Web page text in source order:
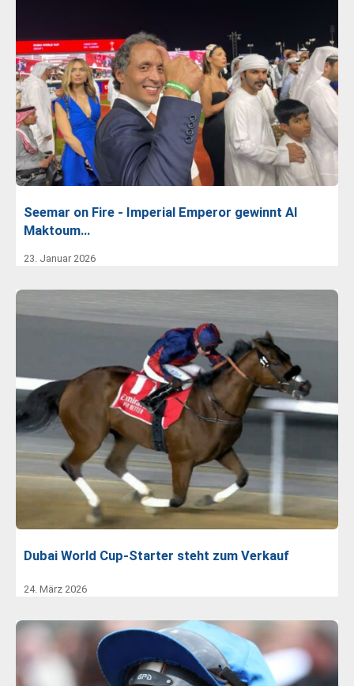
Seemar on Fire - Imperial Emperor gewinnt Al
Maktoum…
23. Januar 2026
Dubai World Cup-Starter steht zum Verkauf
24. März 2026